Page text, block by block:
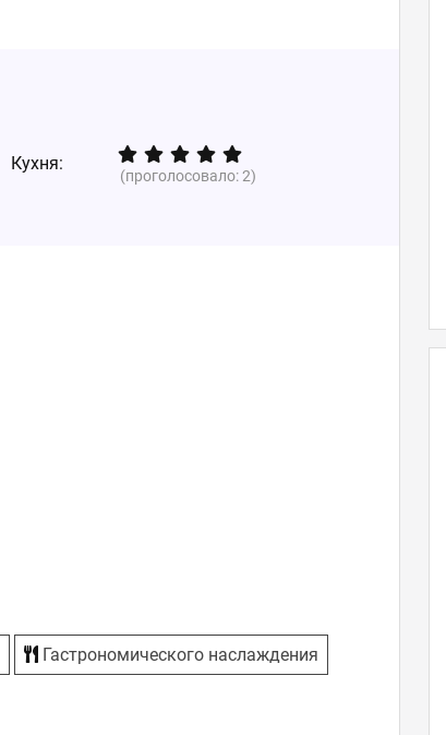
Кухня:
(проголосовало:2)
Гастрономического наслаждения